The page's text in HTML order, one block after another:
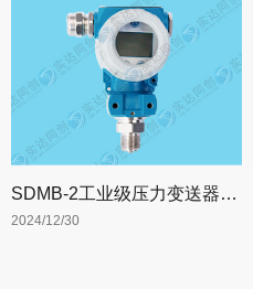
SDMB-2工业级压力变送器【普通型】
2024/12/30